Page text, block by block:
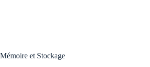
Mémoire et Stockage